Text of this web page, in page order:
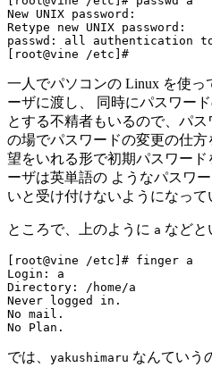
New UNIX password:
Retype new UNIX password:
passwd: all authentication
一人でパソコンの Linux を使
ーザに渡し、 同時にパスワー
とする不精者もいるので、パ
の場でパスワードの変更の仕
望をいれる形で初期パスワー
ーザは英単語の ようなパスワ
いと受け付けないようになって
ところで、上のように a などと
[root@vine /etc]# finger a
Login: a
Directory: /home/a
Never logged in.
No mail.
では、 yakushimaru なんていう